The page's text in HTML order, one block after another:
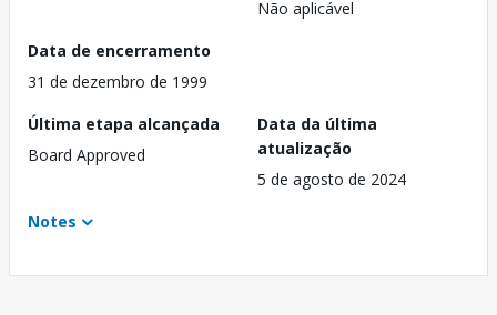
Não aplicável
Data de encerramento
31 de dezembro de 1999
Última etapa alcançada
Board Approved
Data da última
atualização
5 de agosto de 2024
Notes